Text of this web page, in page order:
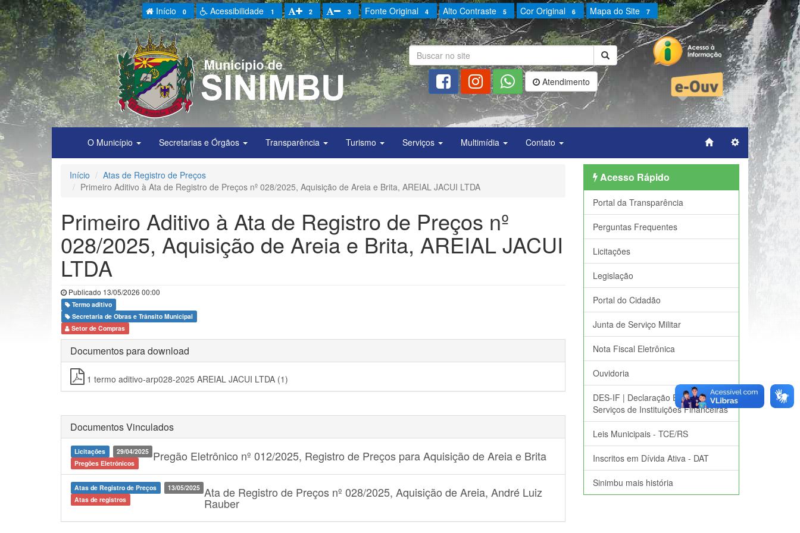
Início 0 Acessibilidade 1 2 3 Fonte Original 4 Alto Contraste 5 Cor Original 6 Mapa do Site 7
Atendimento
O Município Secretarias e Órgãos Transparência Turismo Serviços Multimídia Contato
Início
Atas de Registro de Preços
Primeiro Aditivo à Ata de Registro de Preços nº 028/2025, Aquisição de Areia e Brita, AREIAL JACUI LTDA
Primeiro Aditivo à Ata de Registro de Preços nº
028/2025, Aquisição de Areia e Brita, AREIAL JACUI
LTDA
Publicado 13/05/2026 00:00
Termo aditivo
Secretaria de Obras e Trânsito Municipal
Setor de Compras
Documentos para download
1 termo aditivo-arp028-2025 AREIAL JACUI LTDA (1)
Documentos Vinculados
Licitações
29/04/2025
Pregões Eletrônicos
Pregão Eletrônico nº 012/2025, Registro de Preços para Aquisição de Areia e Brita
Atas de Registro de Preços
13/05/2025
Atas de registros
Ata de Registro de Preços nº 028/2025, Aquisição de Areia, André Luiz
Rauber
Acesso Rápido
Portal da Transparência
Perguntas Frequentes
Licitações
Legislação
Portal do Cidadão
Junta de Serviço Militar
Nota Fiscal Eletrônica
Ouvidoria
DES-IF | Declaração Eletrônica de
Serviços de Instituições Financeiras
Leis Municipais - TCE/RS
Inscritos em Dívida Ativa - DAT
Sinimbu mais história